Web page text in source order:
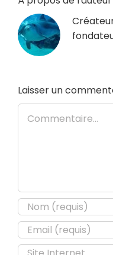
Laisser un
Commentaire